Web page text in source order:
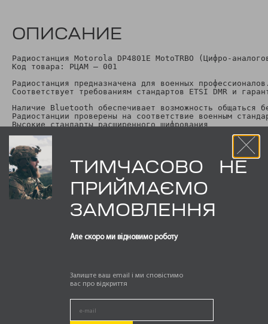
ОПИСАНИЕ
Радиостанция Motorola DP4801E MotoTRBO (Цифро-
Код товара: РЦАМ – 001
Радиостанция предназначена для военных
Соответствует требованиям стандартов ETSI DMR и
Наличие Bluetooth обеспечивает возможность общаться
Радиостанции проверены на соответствие военным
Высокие стандарты расширенного шифрования
Частоты: 403-527МГц
Разнос каналов: 12,5, 202, 25 кГц
Количество каналов: 1000
Габариты: 130 x 55 x 39 мм
Вес: 405 гр
Время работы радиостанции от аккумулятора в
Литий-ионный аккумулятор: 1400 мА/ч
Производитель: Малайзия
ОТЗЫВЫ
ТИМЧАСОВО НЕ
ПРИЙМАЄМО
ЗАМОВЛЕННЯ
Але скоро ми відновимо роботу
Залиште ваш email і ми сповістимо
вас про відкриття